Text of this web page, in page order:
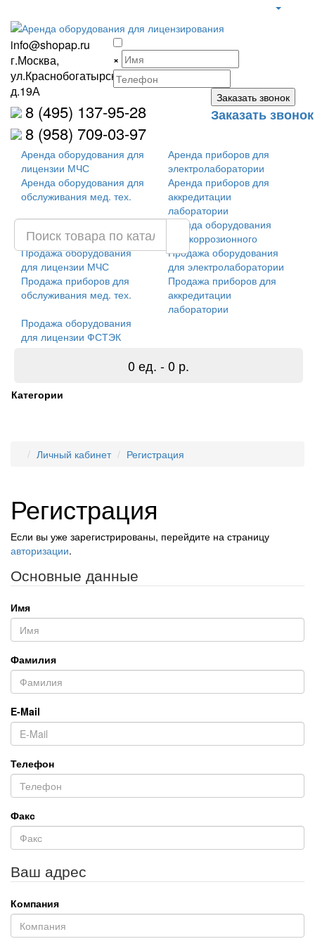
info@shopap.ru
г.Москва,
ул.Краснобогатырская,
д.19А
8 (495) 137-95-28
8 (958) 709-03-97
×
Заказать звонок
Аренда оборудования для
лицензии МЧС
Аренда приборов для
электролаборатории
Аренда оборудования для
обслуживания мед. тех.
Аренда приборов для
аккредитации
лаборатории
лицензии ФСТЭК
Аренда оборудования
антикоррозионного
Продажа оборудования
для лицензии МЧС
Продажа оборудования
для электролаборатории
Продажа приборов для
обслуживания мед. тех.
Продажа приборов для
аккредитации
лаборатории
Продажа оборудования
для лицензии ФСТЭК
0 ед. - 0 р.
Категории
Личный кабинет Регистрация
Регистрация
Если вы уже зарегистрированы, перейдите на страницу
авторизации.
Основные данные
Имя
Фамилия
E-Mail
Телефон
Факс
Ваш адрес
Компания